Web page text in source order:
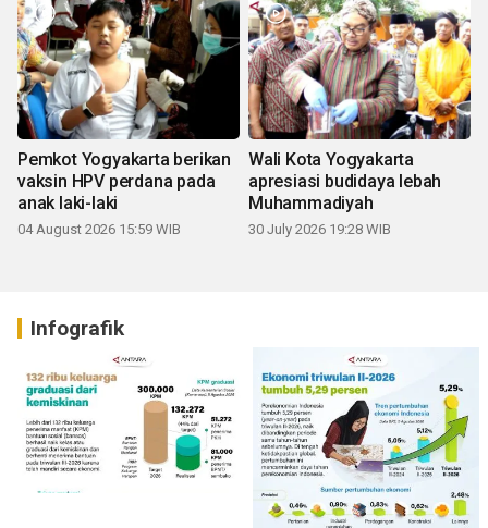
Pemkot Yogyakarta berikan
vaksin HPV perdana pada
anak laki-laki
04 August 2026 15:59 WIB
Wali Kota Yogyakarta
apresiasi budidaya lebah
Muhammadiyah
30 July 2026 19:28 WIB
Infografik